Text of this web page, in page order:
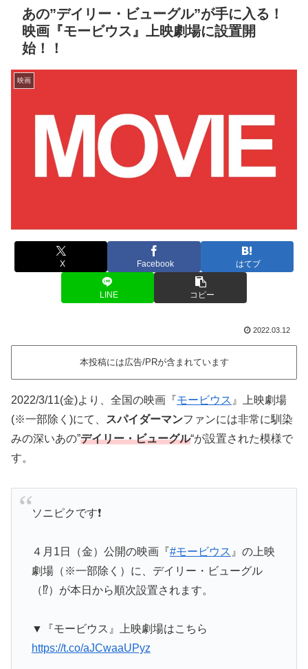
あの”デイリー・ビューグル”が手に入る！
映画『モービウス』上映劇場に設置開
始！！
映画
X Facebook はてブ
LINE コピー
2022.03.12
本投稿には広告/PRが含まれています
2022/3/11(金)より、全国の映画『モービウス 』上映劇場
(※一部除く)にて、
スパイダーマンファンには非常に馴染
みの深いあの”デイリー・ビューグル“が設置された模様で
す。
ソニピクです❗
４月1日（金）公開の映画『 #モービウス 』の上映
劇場（※一部除く）に、デイリー・ビューグル
（⁉）が本日から順次設置されます。
▼『モービウス』上映劇場はこちら
https://t.co/aJCwaaUPyz